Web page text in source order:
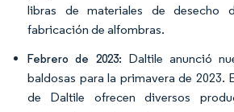
libras de materiales de desecho
fabricación de alfombras.
Febrero de 2023: Daltile anunció
baldosas para la primavera de 2023.
de Daltile ofrecen diversos